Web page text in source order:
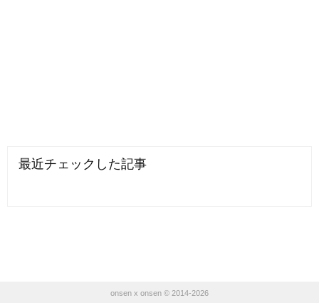
最近チェックした記事
onsen x onsen © 2014-2026